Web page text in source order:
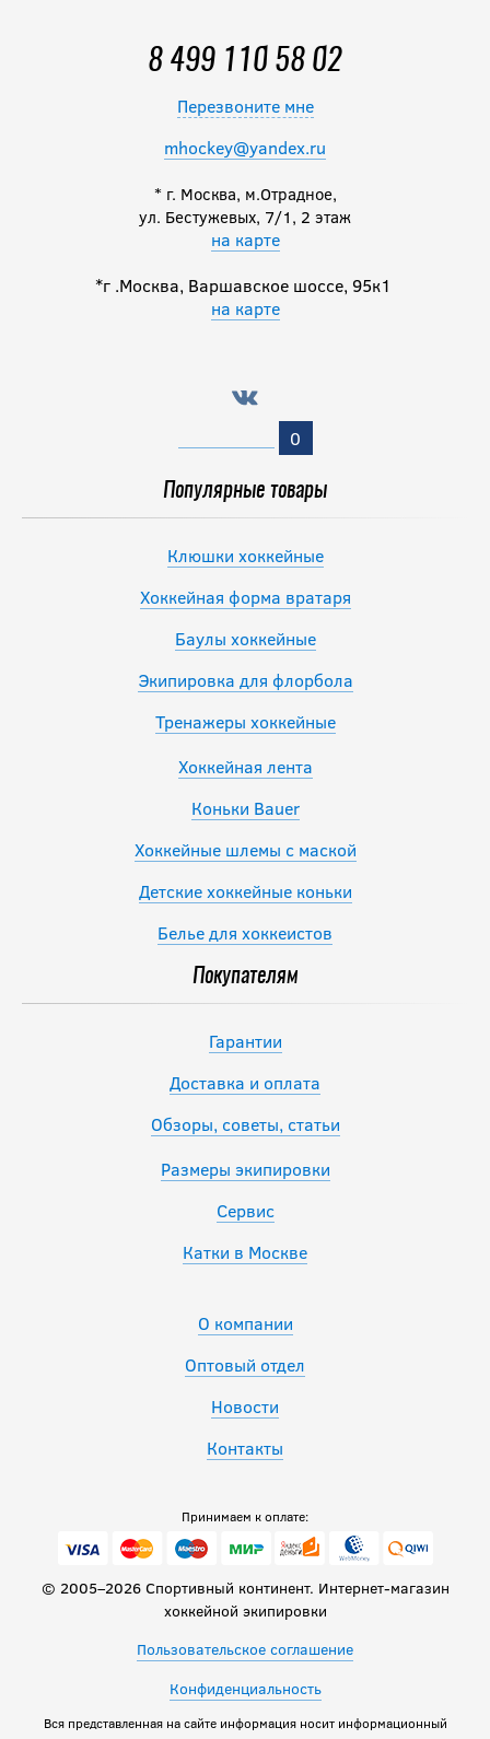
8 499 110 58 02
Перезвоните мне
mhockey@yandex.ru
* г. Москва, м.Отрадное,
ул. Бестужевых, 7/1, 2 этаж
на карте
*г .Москва, Варшавское шоссе, 95к1
на карте
0
Популярные товары
Клюшки хоккейные
Хоккейная форма вратаря
Баулы хоккейные
Экипировка для флорбола
Тренажеры хоккейные
Хоккейная лента
Коньки Bauer
Хоккейные шлемы с маской
Детские хоккейные коньки
Белье для хоккеистов
Покупателям
Гарантии
Доставка и оплата
Обзоры, советы, статьи
Размеры экипировки
Сервис
Катки в Москве
О компании
Оптовый отдел
Новости
Контакты
Принимаем к оплате:
© 2005–2026 Спортивный континент. Интернет-магазин
хоккейной экипировки
Пользовательское соглашение
Конфиденциальность
Вся представленная на сайте информация носит информационный